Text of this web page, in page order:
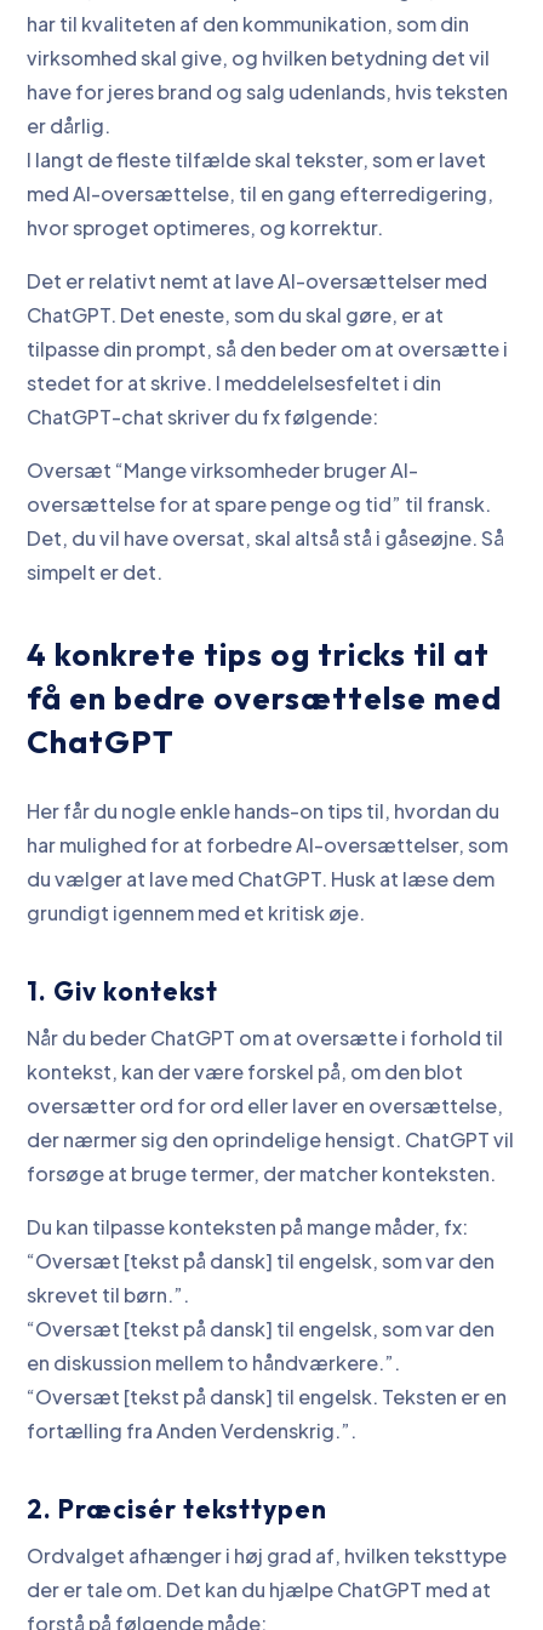
har til kvaliteten af den kommunikation, som din
virksomhed skal give, og hvilken betydning det vil
have for jeres brand og salg udenlands, hvis teksten
er dårlig.
I langt de fleste tilfælde skal tekster, som er lavet
med AI-oversættelse, til en gang efterredigering,
hvor sproget optimeres, og korrektur.
Det er relativt nemt at lave AI-oversættelser med
ChatGPT. Det eneste, som du skal gøre, er at
tilpasse din prompt, så den beder om at oversætte i
stedet for at skrive. I meddelelsesfeltet i din
ChatGPT-chat skriver du fx følgende:
Oversæt “Mange virksomheder bruger AI-
oversættelse for at spare penge og tid” til fransk.
Det, du vil have oversat, skal altså stå i gåseøjne. Så
simpelt er det.
4 konkrete tips og tricks til at
få en bedre oversættelse med
ChatGPT
Her får du nogle enkle hands-on tips til, hvordan du
har mulighed for at forbedre AI-oversættelser, som
du vælger at lave med ChatGPT. Husk at læse dem
grundigt igennem med et kritisk øje.
1. Giv kontekst
Når du beder ChatGPT om at oversætte i forhold til
kontekst, kan der være forskel på, om den blot
oversætter ord for ord eller laver en oversættelse,
der nærmer sig den oprindelige hensigt. ChatGPT vil
forsøge at bruge termer, der matcher konteksten.
Du kan tilpasse konteksten på mange måder, fx:
“Oversæt [tekst på dansk] til engelsk, som var den
skrevet til børn.”.
“Oversæt [tekst på dansk] til engelsk, som var den
en diskussion mellem to håndværkere.”.
“Oversæt [tekst på dansk] til engelsk. Teksten er en
fortælling fra Anden Verdenskrig.”.
2. Præcisér teksttypen
Ordvalget afhænger i høj grad af, hvilken teksttype
der er tale om. Det kan du hjælpe ChatGPT med at
forstå på følgende måde: